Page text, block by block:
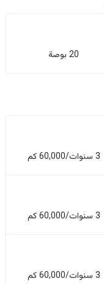
20 بوصة
3 سنوات/60,000 كم
3 سنوات/60,000 كم
3 سنوات/60,000 كم